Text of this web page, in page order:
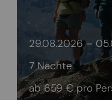
29.08.2026 –
7 Nächte
ab 659 €pro